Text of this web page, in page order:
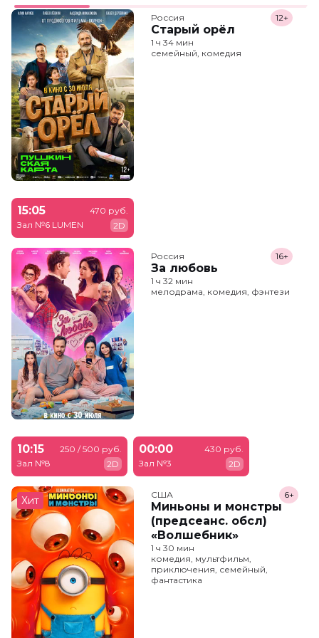
Россия
Старый орёл
12+
1 ч 34 мин
семейный, комедия
15:05
Зал №6 LUMEN
470 руб.
2D
Россия
За любовь
16+
1 ч 32 мин
мелодрама, комедия, фэнтези
10:15
Зал №8
250 / 500 руб.
2D
00:00
Зал №3
430 руб.
2D
Хит США
Миньоны и монстры
(предсеанс. обсл)
«Волшебник»
6+
1 ч 30 мин
комедия, мультфильм,
приключения, семейный,
фантастика